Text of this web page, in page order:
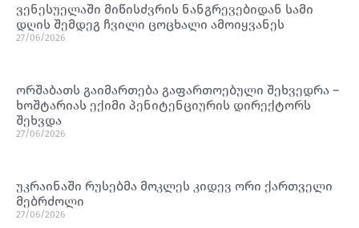
ვენესუელაში მიწისძვრის ნანგრევებიდან სამი
დღის შემდეგ ჩვილი ცოცხალი ამოიყვანეს
27/06/2026
ორშაბათს გაიმართება გაფართოებული შეხვედრა –
ხოშტარიას ექიმი პენიტენციურის დირექტორს
შეხვდა
27/06/2026
უკრაინაში რუსებმა მოკლეს კიდევ ორი ქართველი
მებრძოლი
27/06/2026